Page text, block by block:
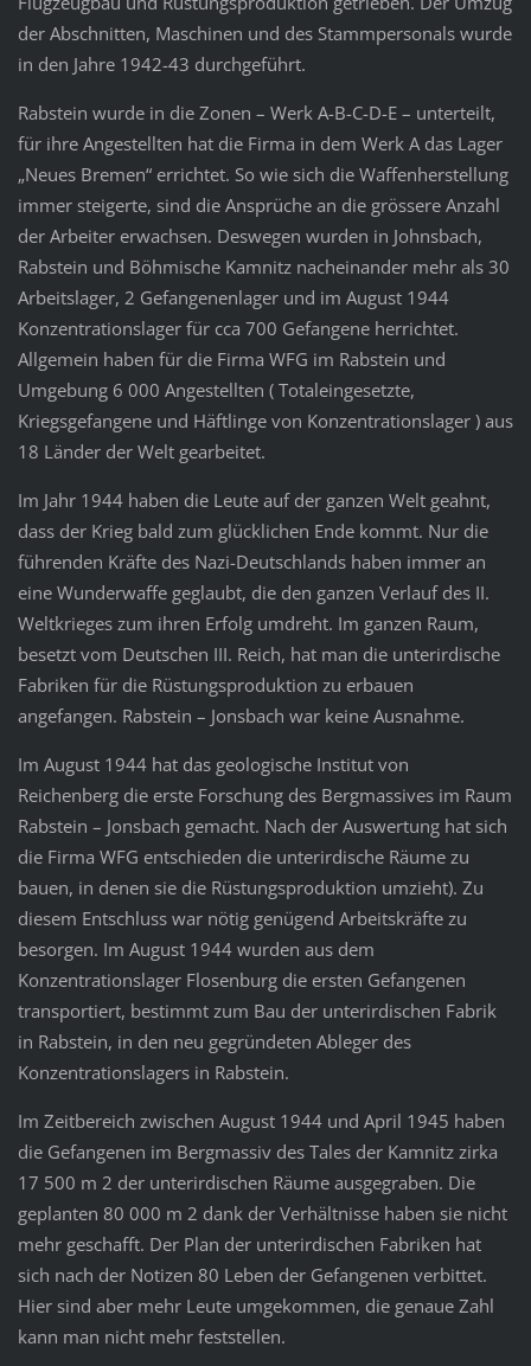
der Abschnitten, Maschinen und des Stammpersonals wurde
in den Jahre 1942-43 durchgeführt.
Rabstein wurde in die Zonen – Werk A-B-C-D-E – unterteilt,
für ihre Angestellten hat die Firma in dem Werk A das Lager
„Neues Bremen“ errichtet. So wie sich die Waffenherstellung
immer steigerte, sind die Ansprüche an die grössere Anzahl
der Arbeiter erwachsen. Deswegen wurden in Johnsbach,
Rabstein und Böhmische Kamnitz nacheinander mehr als 30
Arbeitslager, 2 Gefangenenlager und im August 1944
Konzentrationslager für cca 700 Gefangene herrichtet.
Allgemein haben für die Firma WFG im Rabstein und
Umgebung 6 000 Angestellten ( Totaleingesetzte,
Kriegsgefangene und Häftlinge von Konzentrationslager ) aus
18 Länder der Welt gearbeitet.
Im Jahr 1944 haben die Leute auf der ganzen Welt geahnt,
dass der Krieg bald zum glücklichen Ende kommt. Nur die
führenden Kräfte des Nazi-Deutschlands haben immer an
eine Wunderwaffe geglaubt, die den ganzen Verlauf des II.
Weltkrieges zum ihren Erfolg umdreht. Im ganzen Raum,
besetzt vom Deutschen III. Reich, hat man die unterirdische
Fabriken für die Rüstungsproduktion zu erbauen
angefangen. Rabstein – Jonsbach war keine Ausnahme.
Im August 1944 hat das geologische Institut von
Reichenberg die erste Forschung des Bergmassives im Raum
Rabstein – Jonsbach gemacht. Nach der Auswertung hat sich
die Firma WFG entschieden die unterirdische Räume zu
bauen, in denen sie die Rüstungsproduktion umzieht). Zu
diesem Entschluss war nötig genügend Arbeitskräfte zu
besorgen. Im August 1944 wurden aus dem
Konzentrationslager Flosenburg die ersten Gefangenen
transportiert, bestimmt zum Bau der unterirdischen Fabrik
in Rabstein, in den neu gegründeten Ableger des
Konzentrationslagers in Rabstein.
Im Zeitbereich zwischen August 1944 und April 1945 haben
die Gefangenen im Bergmassiv des Tales der Kamnitz zirka
17 500 m 2 der unterirdischen Räume ausgegraben. Die
geplanten 80 000 m 2 dank der Verhältnisse haben sie nicht
mehr geschafft. Der Plan der unterirdischen Fabriken hat
sich nach der Notizen 80 Leben der Gefangenen verbittet.
Hier sind aber mehr Leute umgekommen, die genaue Zahl
kann man nicht mehr feststellen.